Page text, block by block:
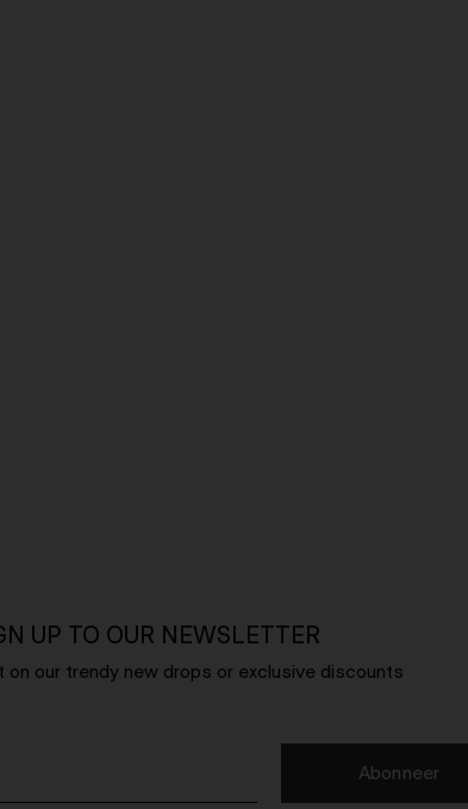
UP TO OUR NEWSLETTER
on our trendy new drops or exclusive discounts
Abonneer